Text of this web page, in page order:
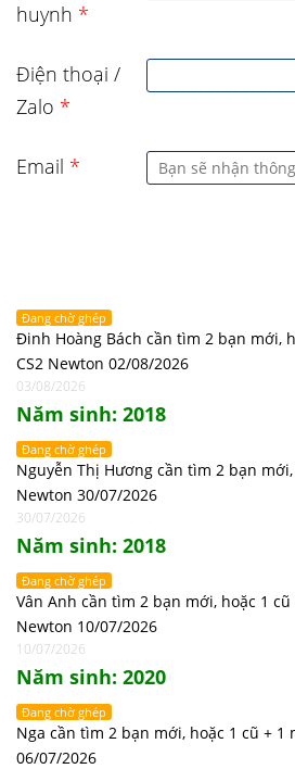
huynh *
Điện thoại /
Zalo *
Email *
Đang chờ ghép
Đinh Hoàng Bách cần tìm 2 bạn mới,
CS2 Newton 02/08/2026
03/08/2026
Năm sinh: 2018
Đang chờ ghép
Nguyễn Thị Hương cần tìm 2 bạn
Newton 30/07/2026
30/07/2026
Năm sinh: 2018
Đang chờ ghép
Vân Anh cần tìm 2 bạn mới, hoặc 1 cũ
Newton 10/07/2026
10/07/2026
Năm sinh: 2020
Đang chờ ghép
Nga cần tìm 2 bạn mới, hoặc 1 cũ + 1
06/07/2026